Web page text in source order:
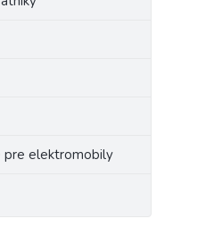
pre elektromobily